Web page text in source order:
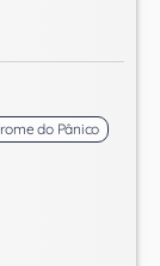
do Pânico